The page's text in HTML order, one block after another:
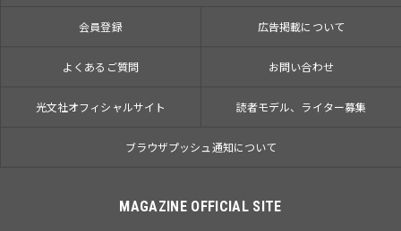
会員登録 広告掲載について
よくあるご質問 お問い合わせ
光文社オフィシャルサイト 読者モデル、ライター募集
ブラウザプッシュ通知について
MAGAZINE OFFICIAL SITE